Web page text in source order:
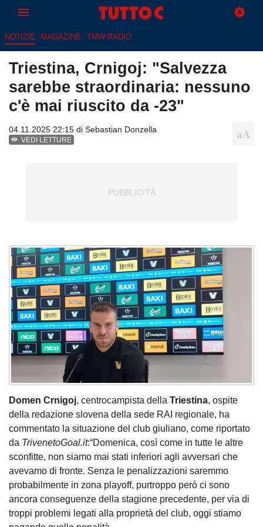
NOTIZIE MAGAZINE TMW RADIO
Triestina, Crnigoj: "Salvezza
sarebbe straordinaria: nessuno
c'è mai riuscito da -23"
04.11.2025 22:15 di Sebastian Donzella
VEDI LETTURE
Domen Crnigoj, centrocampista della Triestina, ospite
della redazione slovena della sede RAI regionale, ha
commentato la situazione del club giuliano, come riportato
da TrivenetoGoal.it:“Domenica, così come in tutte le altre
sconfitte, non siamo mai stati inferiori agli avversari che
avevamo di fronte. Senza le penalizzazioni saremmo
probabilmente in zona playoff, purtroppo però ci sono
ancora conseguenze della stagione precedente, per via di
troppi problemi legati alla proprietà del club, oggi stiamo